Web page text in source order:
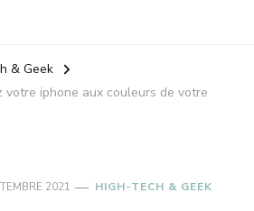
& Geek
votre iphone aux couleurs de votre
2021 HIGH-TECH & GEEK